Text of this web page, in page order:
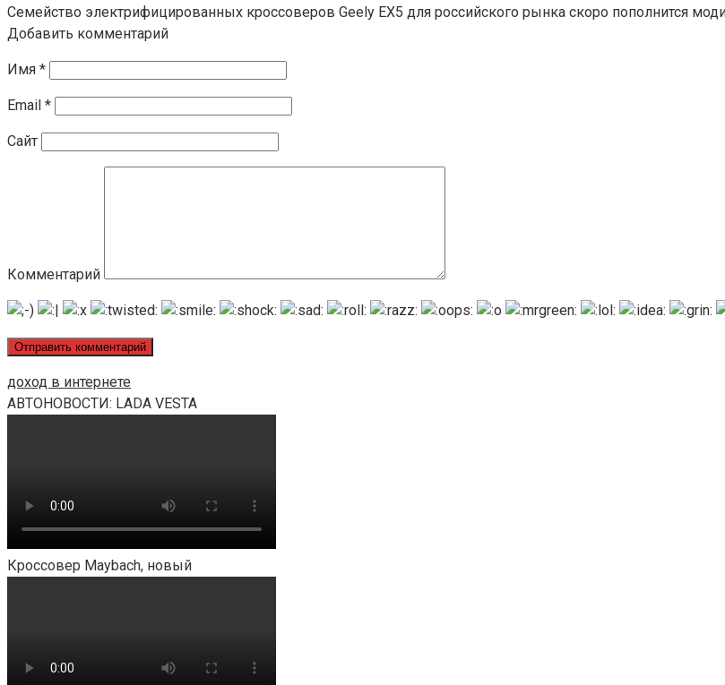
Семейство электрифицированных кроссоверов Geely EX5 для российского рынка скоро пополнится
Добавить комментарий
Имя *
Email *
Сайт
Комментарий
доход в интернете
АВТОНОВОСТИ: LADA VESTA
Кроссовер Maybach, новый